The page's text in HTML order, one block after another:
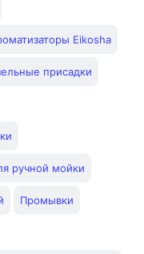
Eikosha
присадки
ручной мойки
Промывки